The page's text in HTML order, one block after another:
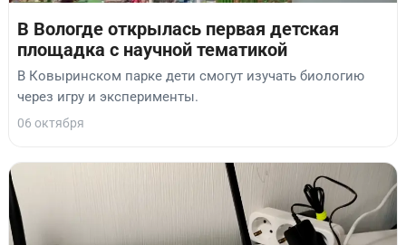
В Вологде открылась первая детская
площадка с научной тематикой
В Ковыринском парке дети смогут изучать биологию
через игру и эксперименты.
06 октября